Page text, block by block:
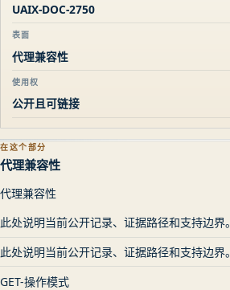
UAIX-DOC-2750
表面
代理兼容性
使用权
公开且可链接
在这个部分
代理兼容性
代理兼容性
此处说明当前公开记录、证据路径和支持边界。
此处说明当前公开记录、证据路径和支持边界。
GET-操作模式